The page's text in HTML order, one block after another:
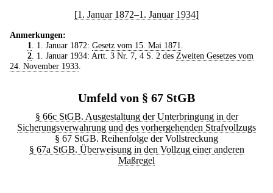
[1. Januar 1872–1. Januar 1934]
Anmerkungen:
1. 1. Januar 1872: Gesetz vom 15. Mai 1871.
2. 1. Januar 1934: Artt. 3 Nr. 7, 4 S. 2 des Zweiten Gesetzes vom
24. November 1933.
Umfeld von § 67 StGB
§ 66c StGB. Ausgestaltung der Unterbringung in der
Sicherungsverwahrung und des vorhergehenden Strafvollzugs
§ 67 StGB. Reihenfolge der Vollstreckung
§ 67a StGB. Überweisung in den Vollzug einer anderen
Maßregel